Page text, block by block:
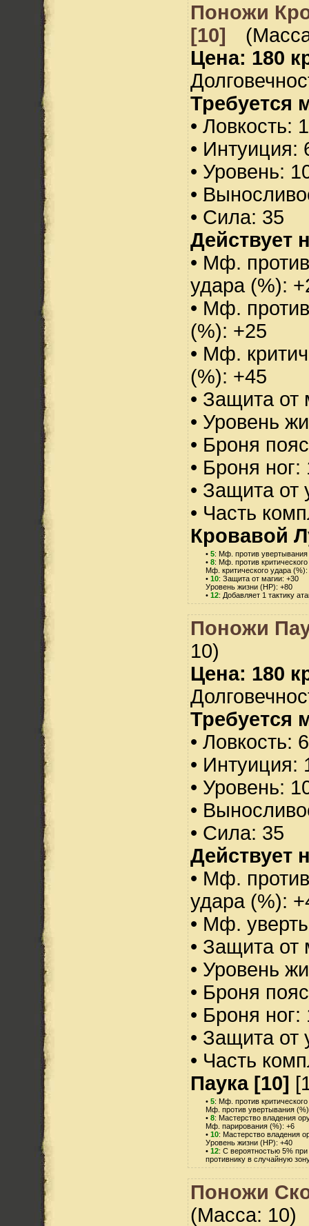
Поножи
[10]
Цена: 180
Требуется
• Ловкость:
• Интуиция:
• Уровень:
•
• Сила: 35
Действует
• Мф.
удара (%):
• Мф.
(%): +25
• Мф.
(%): +45
• Защита от
• Уровень
• Броня
• Броня
• Защита от
• Часть
Кровавой
• 5: Мф. против увертывания
• 8: Мф. против
Мф. критического удара (%):
• 10: Защита от магии: +30
Уровень жизни (HP): +80
• 12: Добавляет 1 тактику
Поножи
10)
Цена: 180
Требуется
• Ловкость:
• Интуиция:
• Уровень:
•
• Сила: 35
Действует
• Мф.
удара (%):
• Мф.
• Защита от
• Уровень
• Броня
• Броня
• Защита от
• Часть
Паука [10]
• 5: Мф. против
Мф. против увертывания
• 8: Мастерство владения
Мф. парирования (%): +6
• 10: Мастерство владения
Уровень жизни (HP): +40
• 12: С вероятностью 5%
противнику в случайную
Поножи
(Масса: 10)